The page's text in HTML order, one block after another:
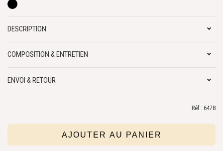
DESCRIPTION
COMPOSITION & ENTRETIEN
ENVOI & RETOUR
Réf : 6478